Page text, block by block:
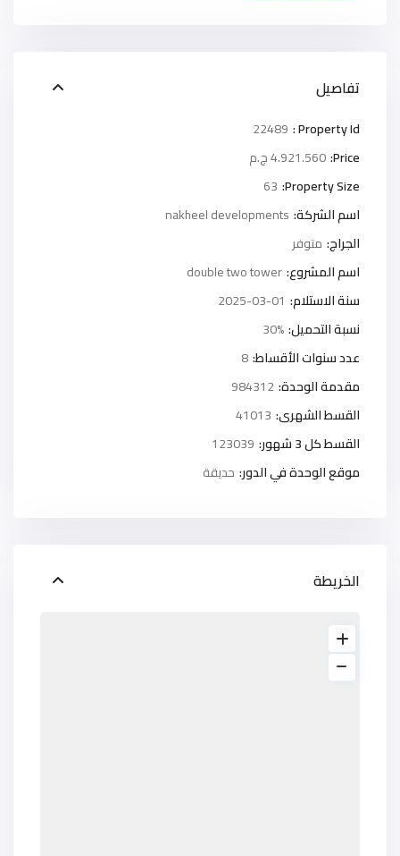
تفاصيل
Property Id :
22489
Price: 4.921.560 ج.م
Property Size:
63
اسم الشركة: nakheel developments
الجراج: متوفر
اسم المشروع:double two tower
سنة الاستلام: 2025-03-01
نسبة التحميل:30%
عدد سنوات الأقساط:8
مقدمة الوحدة:984312
القسط الشهرى: 41013
القسط كل 3 شهور:
123039
موقع الوحدة في الدور: حديقة
الخريطة